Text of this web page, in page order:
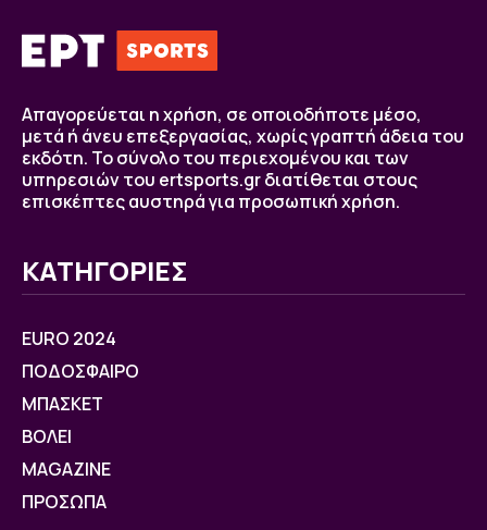
Απαγορεύεται η χρήση, σε οποιοδήποτε μέσο,
μετά ή άνευ επεξεργασίας, χωρίς γραπτή άδεια του
εκδότη. Το σύνολο του περιεχομένου και των
υπηρεσιών του ertsports.gr διατίθεται στους
επισκέπτες αυστηρά για προσωπική χρήση.
ΚΑΤΗΓΟΡΙΕΣ
EURO 2024
ΠΟΔΟΣΦΑΙΡΟ
ΜΠΑΣΚΕΤ
ΒOΛΕΙ
MAGAZINE
ΠΡΟΣΩΠΑ